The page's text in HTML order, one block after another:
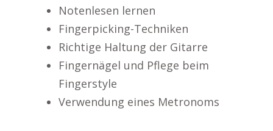
Notenlesen lernen
Fingerpicking-Techniken
Richtige Haltung der Gitarre
Fingernägel und Pflege beim
Fingerstyle
Verwendung eines Metronoms